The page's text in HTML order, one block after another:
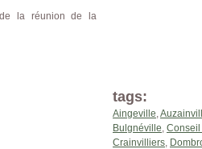
de la réunion de la
tags:
Aingeville,
Bulgnéville, Conseil
Crainvilliers,